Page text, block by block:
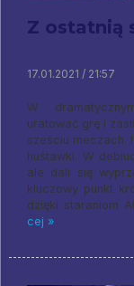
Z ostatnią
17.01.2021 / 21:57
W
uratować grę i
sześciu meczach.
huśtawki. W
ale dali się
kluczowy punkt
dzięki staraniom
cej »